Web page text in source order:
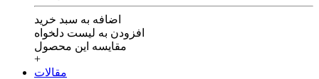
اضافه به سبد خرید
افزودن به لیست دلخواه
مقایسه این محصول
+
مقالات